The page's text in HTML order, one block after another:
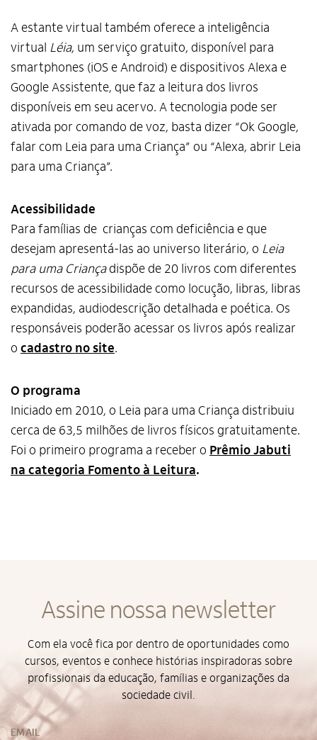
Alto Contraste
Termos de Uso e Política de
Privacidade
A estante virtual também oferece a inteligência
virtual Léia, um serviço gratuito, disponível para
smartphones (iOS e Android) e dispositivos Alexa e
Google Assistente, que faz a leitura dos livros
disponíveis em seu acervo. A tecnologia pode ser
ativada por comando de voz, basta dizer “Ok Google,
falar com Leia para uma Criança” ou “Alexa, abrir Leia
para uma Criança”.
Acessibilidade
Para famílias de crianças com deficiência e que
desejam apresentá-las ao universo literário, o Leia
para uma Criançadispõe de 20 livros com diferentes
recursos de acessibilidade como locução, libras, libras
expandidas, audiodescrição detalhada e poética. Os
responsáveis poderão acessar os livros após realizar
o cadastro no site.
O programa
Iniciado em 2010, o Leia para uma Criança distribuiu
cerca de 63,5 milhões de livros físicos gratuitamente.
Foi o primeiro programa a receber o Prêmio Jabuti
na categoria Fomento à Leitura.
Assine nossa newsletter
Com ela você fica por dentro de oportunidades como
cursos, eventos e conhece histórias inspiradoras sobre
profissionais da educação, famílias e organizações da
sociedade civil.
EMAIL